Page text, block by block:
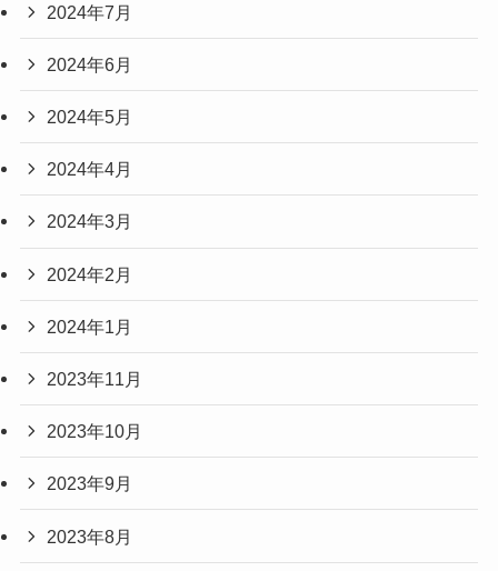
2024年7月
2024年6月
2024年5月
2024年4月
2024年3月
2024年2月
2024年1月
2023年11月
2023年10月
2023年9月
2023年8月